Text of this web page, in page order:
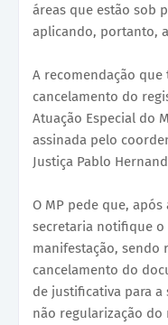
áreas que estão sob
aplicando, portanto,
A recomendação que
cancelamento do
Atuação Especial do
assinada pelo
Justiça Pablo
O MP pede que,
secretaria notifique
manifestação, sendo
cancelamento do
de justificativa para
não regularização